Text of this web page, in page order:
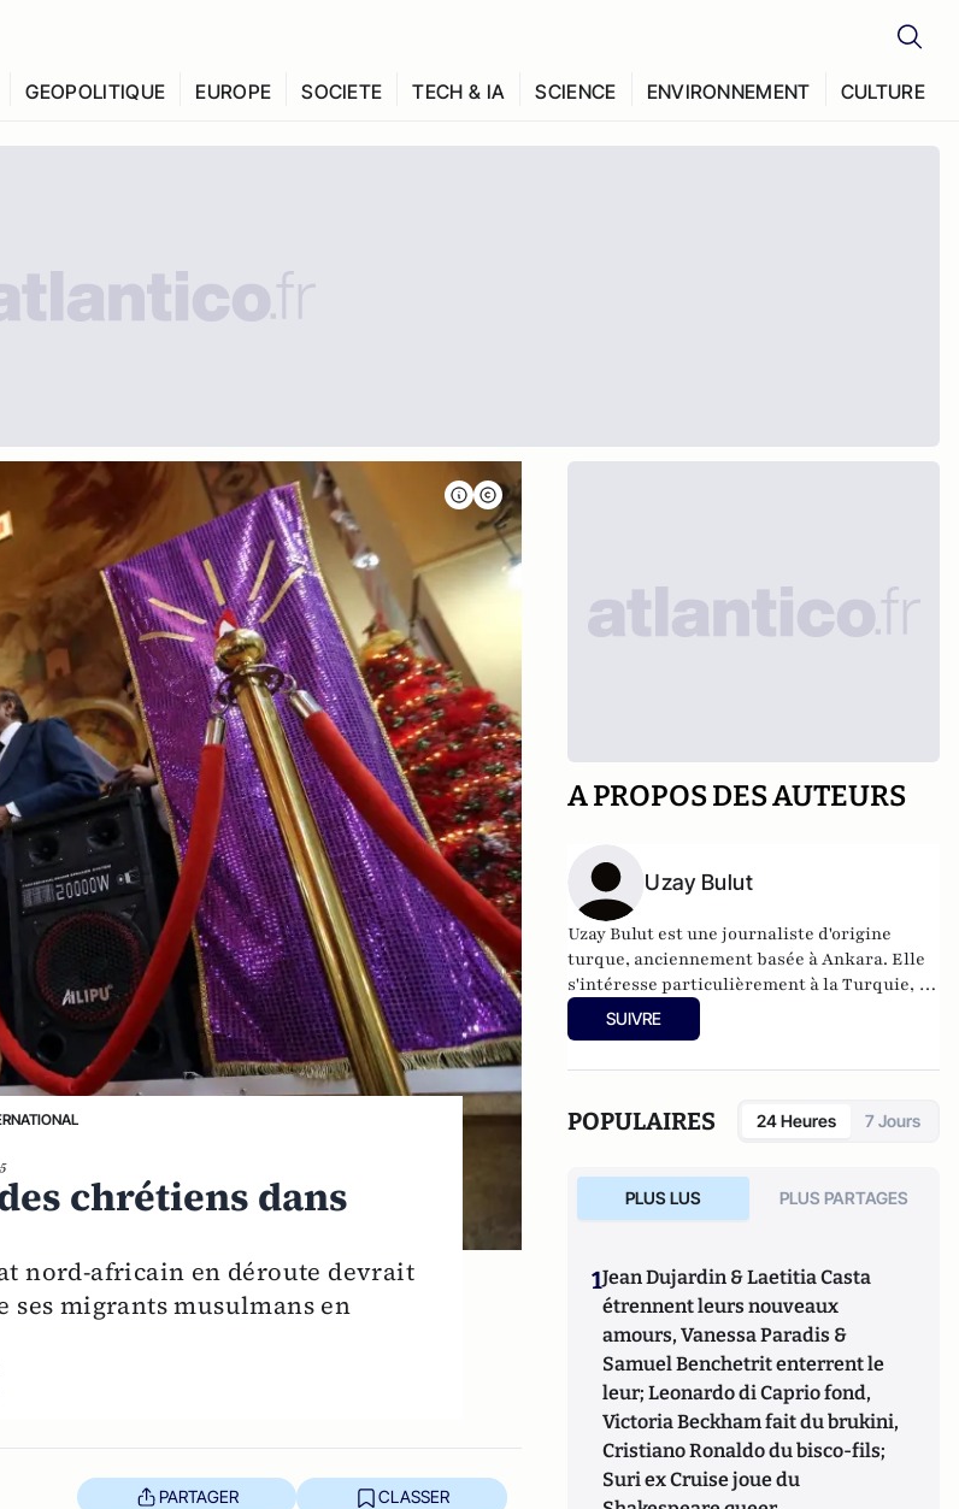
GEOPOLITIQUE EUROPE SOCIETE TECH & IA SCIENCE ENVIRONNEMENT CULTURE
chrétiens dans
nord-africain en déroute devrait
migrants musulmans en
PARTAGER CLASSER
A PROPOS DES AUTEURS
Uzay Bulut
Uzay Bulut est une journaliste d'origine
turque, anciennement basée à Ankara. Elle
s'intéresse particulièrement à la Turquie, à
l'islam politique et à l'histoire du Moyen-
Orient, de l'Europe et de l'Asie.
SUIVRE
POPULAIRES 24 Heures 7 Jours
PLUS LUS PLUS PARTAGES
1Jean Dujardin & Laetitia Casta
étrennent leurs nouveaux
amours, Vanessa Paradis &
Samuel Benchetrit enterrent le
leur; Leonardo di Caprio fond,
Victoria Beckham fait du brukini,
Cristiano Ronaldo du bisco-fils;
Suri ex Cruise joue du